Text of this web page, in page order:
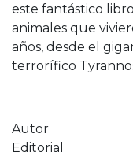
este fantástico
animales que
años, desde el
terrorífico
Autor
Editorial